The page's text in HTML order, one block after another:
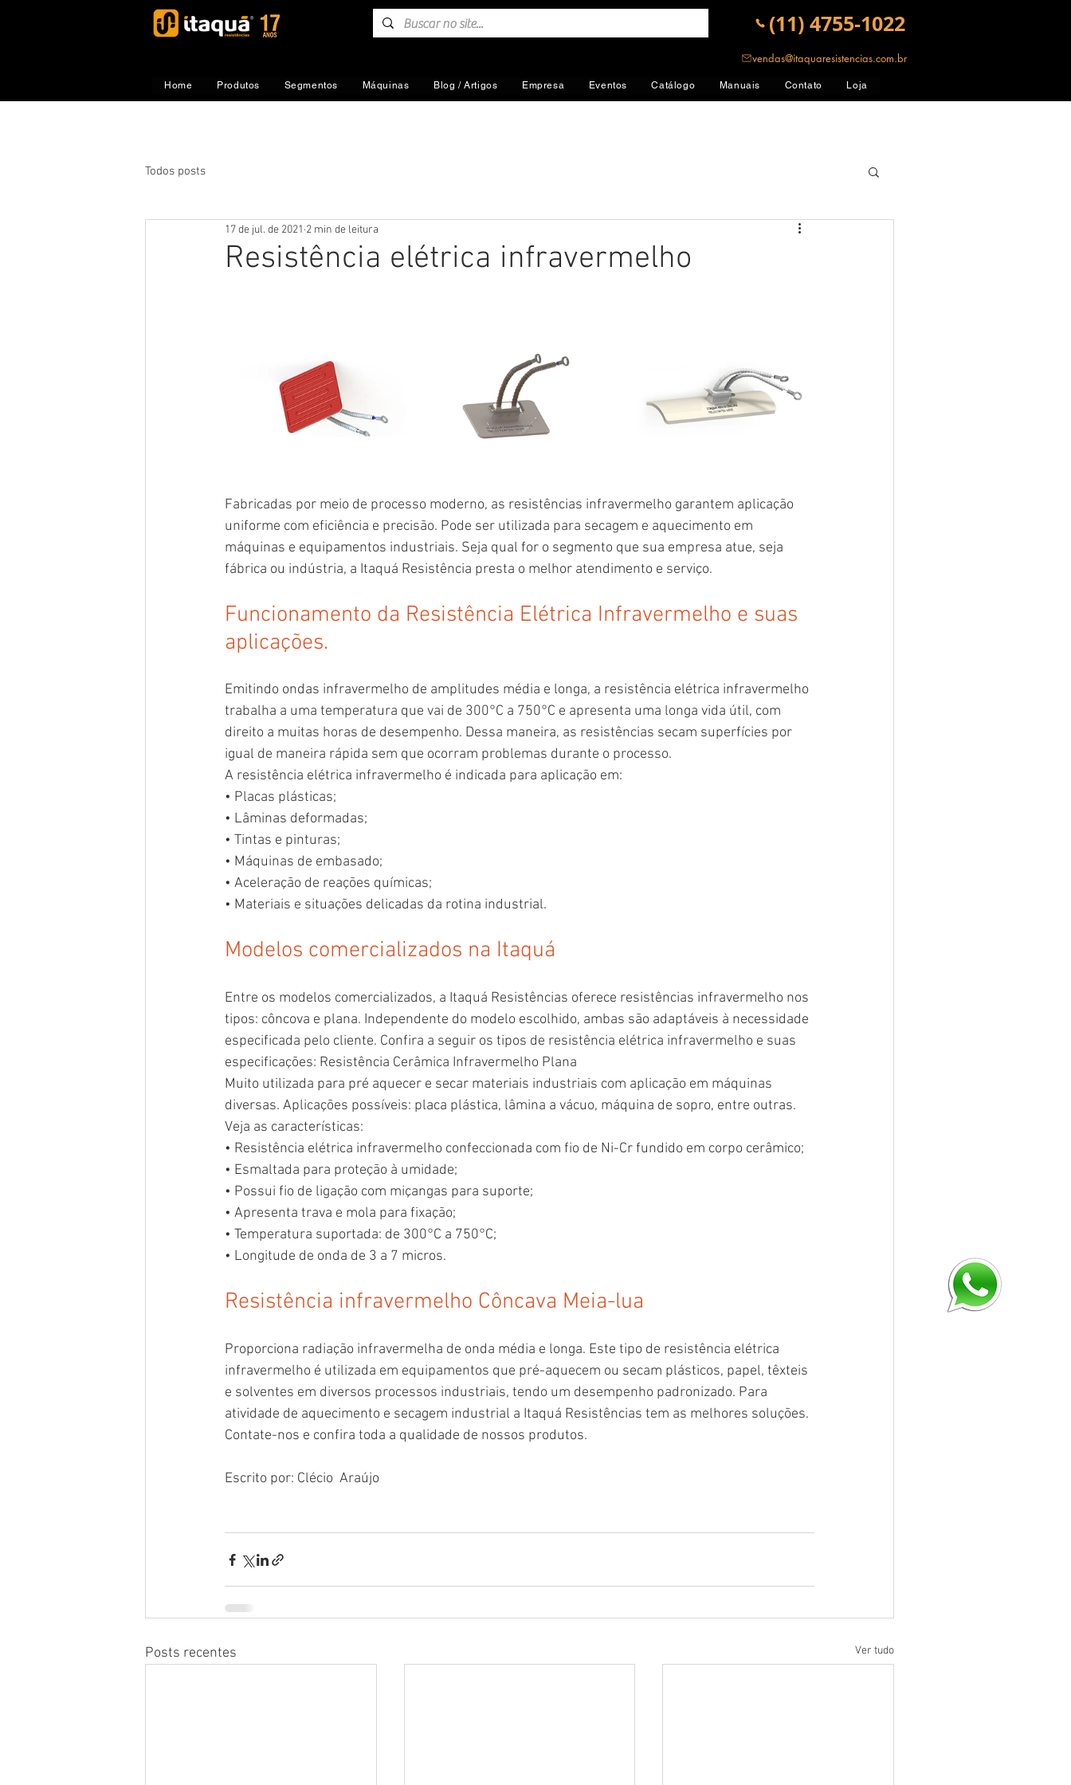
(11) 4755-1022
vendas@itaquaresistencias.com.br
Home Produtos Segmentos Máquinas Blog / Artigos Empresa Eventos Catálogo Manuais Contato Loja
Todos posts
Resistência elétrica infravermelho
17 de jul. de 2021 2 min de leitura
Fabricadas por meio de processo moderno, as resistências infravermelho garantem aplicação
uniforme com eficiência e precisão. Pode ser utilizada para secagem e aquecimento em
máquinas e equipamentos industriais. Seja qual for o segmento que sua empresa atue, seja
fábrica ou indústria, a Itaquá Resistência presta o melhor atendimento e serviço.
Funcionamento da Resistência Elétrica Infravermelho e suas
aplicações.
Emitindo ondas infravermelho de amplitudes média e longa, a resistência elétrica infravermelho
trabalha a uma temperatura que vai de 300°C a 750°C e apresenta uma longa vida útil, com
direito a muitas horas de desempenho. Dessa maneira, as resistências secam superfícies por
igual de maneira rápida sem que ocorram problemas durante o processo.
A resistência elétrica infravermelho é indicada para aplicação em:
• Placas plásticas;
• Lâminas deformadas;
• Tintas e pinturas;
• Máquinas de embasado;
• Aceleração de reações químicas;
• Materiais e situações delicadas da rotina industrial.
Modelos comercializados na Itaquá
Entre os modelos comercializados, a Itaquá Resistências oferece resistências infravermelho nos
tipos: côncova e plana. Independente do modelo escolhido, ambas são adaptáveis à necessidade
especificada pelo cliente. Confira a seguir os tipos de resistência elétrica infravermelho e suas
especificações: Resistência Cerâmica Infravermelho Plana
Muito utilizada para pré aquecer e secar materiais industriais com aplicação em máquinas
diversas. Aplicações possíveis: placa plástica, lâmina a vácuo, máquina de sopro, entre outras.
Veja as características:
• Resistência elétrica infravermelho confeccionada com fio de Ni-Cr fundido em corpo cerâmico;
• Esmaltada para proteção à umidade;
• Possui fio de ligação com miçangas para suporte;
• Apresenta trava e mola para fixação;
• Temperatura suportada: de 300°C a 750°C;
• Longitude de onda de 3 a 7 micros.
Resistência infravermelho Côncava Meia-lua
Proporciona radiação infravermelha de onda média e longa. Este tipo de resistência elétrica
infravermelho é utilizada em equipamentos que pré-aquecem ou secam plásticos, papel, têxteis
e solventes em diversos processos industriais, tendo um desempenho padronizado. Para
atividade de aquecimento e secagem industrial a Itaquá Resistências tem as melhores soluções.
Contate-nos e confira toda a qualidade de nossos produtos.
Escrito por: Clécio  Araújo
Posts recentes Ver tudo